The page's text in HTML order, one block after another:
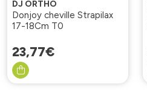
DJ ORTHO
Donjoy cheville Strapilax
17-18Cm T0
23,77€